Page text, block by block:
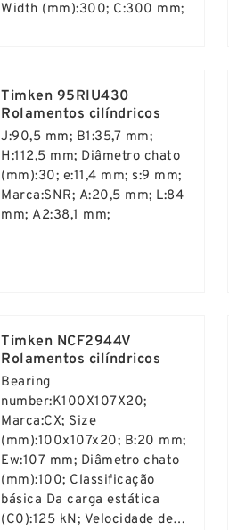
Width (mm):300; C:300 mm;
Timken 95RIU430
Rolamentos cilíndricos
J:90,5 mm; B1:35,7 mm;
H:112,5 mm; Diâmetro chato
(mm):30; e:11,4 mm; s:9 mm;
Marca:SNR; A:20,5 mm; L:84
mm; A2:38,1 mm;
Timken NCF2944V
Rolamentos cilíndricos
Bearing
number:K100X107X20;
Marca:CX; Size
(mm):100x107x20; B:20 mm;
Ew:107 mm; Diâmetro chato
(mm):100; Classificação
básica Da carga estática
(C0):125 kN; Velocidade de